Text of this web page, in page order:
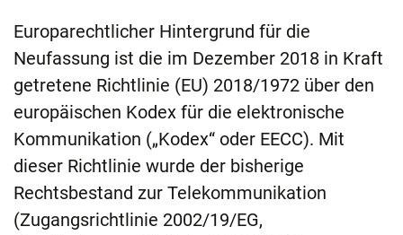
Europarechtlicher Hintergrund für die
Neufassung ist die im Dezember 2018 in Kraft
getretene Richtlinie (EU) 2018/1972 über den
europäischen Kodex für die elektronische
Kommunikation („Kodex“ oder EECC). Mit
dieser Richtlinie wurde der bisherige
Rechtsbestand zur Telekommunikation
(Zugangsrichtlinie 2002/19/EG,